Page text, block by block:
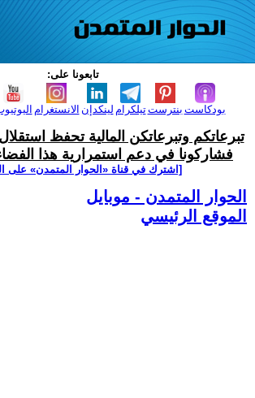
تابعونا على:
الانستغرام لينكدإن تيلكرامبنترست بودكاست
تبرعاتكم وتبرعاتكن المالية تحفظ
فشاركونا في دعم استمرارية هذا
[اشترك في قناة ‫«الحوار المتمدن» على
الحوار المتمدن - موبايل
الموقع الرئيسي